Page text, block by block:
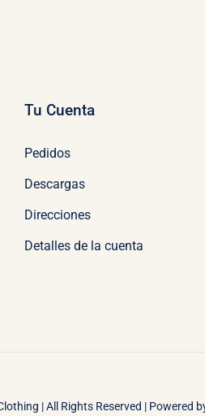
Tu Cuenta
Pedidos
Descargas
Direcciones
Detalles de la cuenta
| All Rights Reserved | Powered